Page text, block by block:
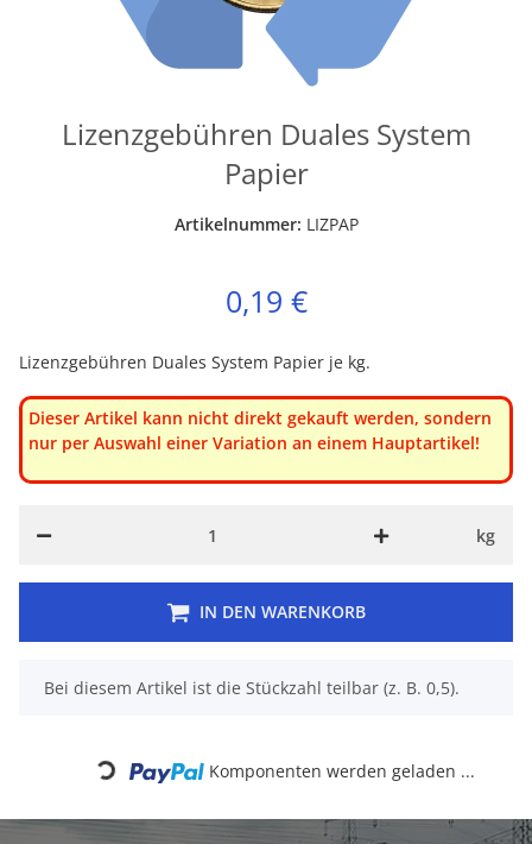
Lizenzgebühren Duales System
Papier
Artikelnummer: LIZPAP
0,19 €
Lizenzgebühren Duales System Papier je kg.
Dieser Artikel kann nicht direkt gekauft werden, sondern
nur per Auswahl einer Variation an einem Hauptartikel!
kg
IN DEN WARENKORB
x
Bei diesem Artikel ist die Stückzahl teilbar (z. B. 0,5).
Loading... Komponenten werden geladen ...